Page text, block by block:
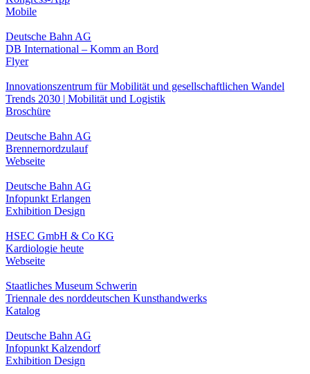
Mobile
Deutsche Bahn AG
DB International – Komm an Bord
Flyer
Innovationszentrum für Mobilität und gesellschaftlichen Wandel
Trends 2030 | Mobilität und Logistik
Broschüre
Deutsche Bahn AG
Brennernordzulauf
Webseite
Deutsche Bahn AG
Infopunkt Erlangen
Exhibition Design
HSEC GmbH & Co KG
Kardiologie heute
Webseite
Staatliches Museum Schwerin
Triennale des norddeutschen Kunsthandwerks
Katalog
Deutsche Bahn AG
Infopunkt Kalzendorf
Exhibition Design